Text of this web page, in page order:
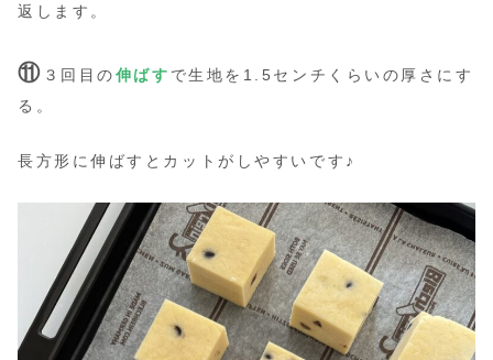
返します。
⑪ ３回目の伸ばす で生地を1.5センチくらいの厚さにす
る。
長方形に伸ばすとカットがしやすいです♪